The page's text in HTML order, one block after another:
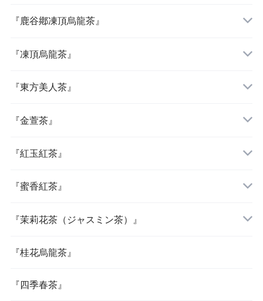
『鹿谷鄕凍頂烏龍茶』
『凍頂烏龍茶』
『東方美人茶』
『金萱茶』
『紅玉紅茶』
『蜜香紅茶』
『茉莉花茶（ジャスミン茶）』
『桂花烏龍茶』
『四季春茶』